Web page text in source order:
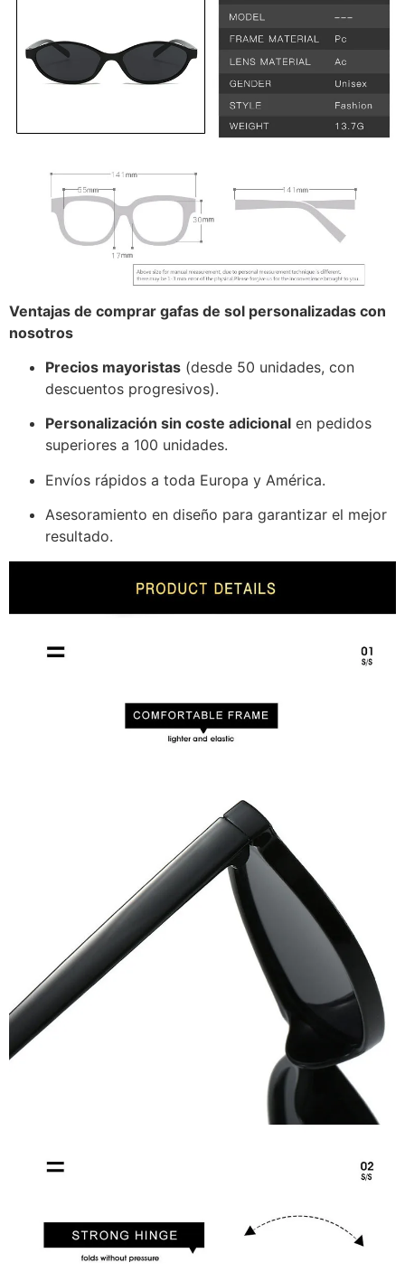
Ventajas de comprar gafas de sol personalizadas con
nosotros
Precios mayoristas (desde 50 unidades, con
descuentos progresivos).
Personalización sin coste adicional en pedidos
superiores a 100 unidades.
Envíos rápidos a toda Europa y América.
Asesoramiento en diseño para garantizar el mejor
resultado.